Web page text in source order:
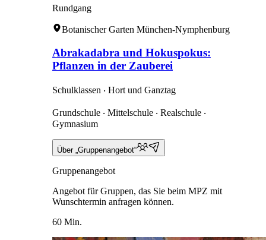
Rundgang
Botanischer Garten München-Nymphenburg
Abrakadabra und Hokuspokus:
Pflanzen in der Zauberei
Schulklassen ‧ Hort und Ganztag
Grundschule ‧ Mittelschule ‧ Realschule ‧
Gymnasium
Über „Gruppenangebot“
Gruppenangebot
Angebot für Gruppen, das Sie beim MPZ mit
Wunschtermin anfragen können.
60 Min.